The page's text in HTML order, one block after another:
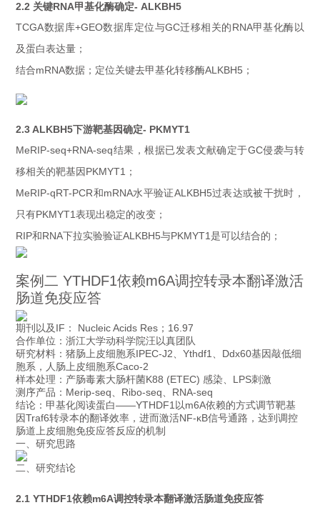
2.2 关键RNA甲基化酶确定- ALKBH5
TCGA数据库+GEO数据库定位与GC迁移相关的RNA甲基化酶以
及蛋白表达量；
结合mRNA数据；定位关键去甲基化转移酶ALKBH5；
2.3 ALKBH5下游靶基因确定- PKMYT1
MeRIP-seq+RNA-seq结果，根据已发表文献确定于GC侵袭与转
移相关的靶基因PKMYT1；
MeRIP-qRT-PCR和mRNA水平验证ALKBH5过表达或被干扰时，
只有PKMYT1表现出稳定的改变；
RIP和RNA下拉实验验证ALKBH5与PKMYT1是可以结合的；
案例二 YTHDF1依赖m6A调控转录本翻译激活
肠道免疫应答
期刊以及IF：
Nucleic Acids Res；16.97
合作单位：浙江大学动科学院汪以真团队
研究材料：猪肠上皮细胞系IPEC-J2、Ythdf1、Ddx60基因敲低细
胞系，人肠上皮细胞系Caco-2
样本处理：产肠毒素大肠杆菌K88 (ETEC) 感染、LPS刺激
测序产品：Merip-seq、Ribo-seq、RNA-seq
结论：甲基化阅读蛋白——YTHDF1以m6A依赖的方式调节靶基
因Traf6转录本的翻译效率，进而激活NF-κB信号通路，达到调控
肠道上皮细胞免疫应答反应的机制
一、研究思路
二、研究结论
2.1 YTHDF1依赖m6A调控转录本翻译激活肠道免疫应答